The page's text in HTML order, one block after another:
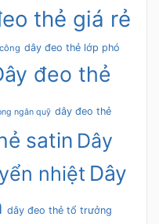
thẻ giá rẻ
dây đeo thẻ lớp phó
đeo thẻ
ngân quỹ dây đeo thẻ
satin Dây
nhiệt Dây
dây đeo thẻ tổ trưởng